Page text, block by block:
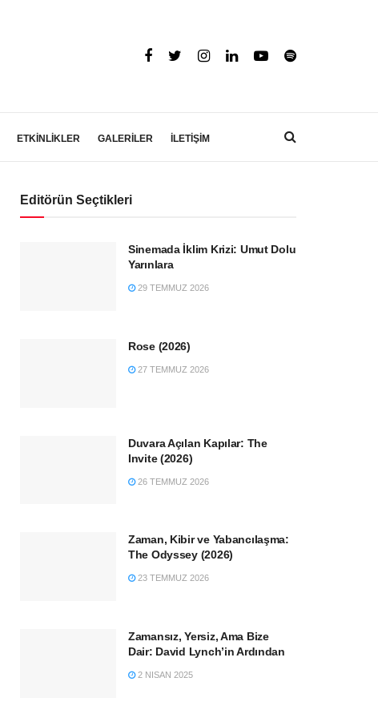
ETKİNLİKLER GALERİLER İLETİŞİM
Editörün Seçtikleri
Sinemada İklim Krizi: Umut Dolu
Yarınlara
29 TEMMUZ 2026
Rose (2026)
27 TEMMUZ 2026
Duvara Açılan Kapılar: The
Invite (2026)
26 TEMMUZ 2026
Zaman, Kibir ve Yabancılaşma:
The Odyssey (2026)
23 TEMMUZ 2026
Zamansız, Yersiz, Ama Bize
Dair: David Lynch’in Ardından
2 NISAN 2025